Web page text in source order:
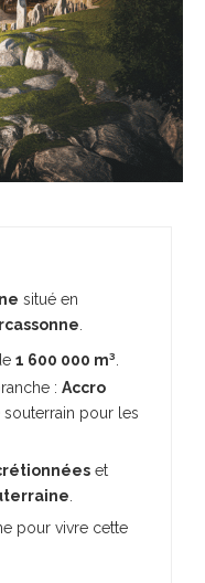
situé en
1 600 000 m³
: Accro
souterrain pour les
et
pour vivre cette